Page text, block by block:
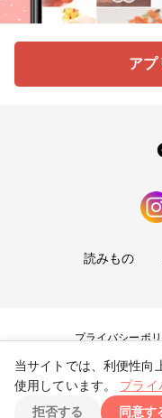
アプ
読みもの
プライバシーポ
Copyright ©2026
当サイトでは、利便性向
使用しています。
プライ
拒否する
同意す